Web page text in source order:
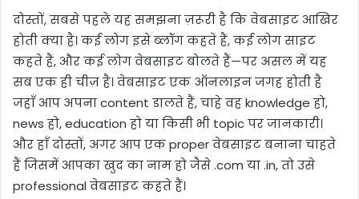
दोस्तों, सबसे पहले यह समझना ज़रूरी है कि वेबसाइट आखिर
होती क्या है। कई लोग इसे ब्लॉग कहते हैं, कई लोग साइट
कहते हैं, और कई लोग वेबसाइट बोलते हैं—पर असल में यह
सब एक ही चीज़ है। वेबसाइट एक ऑनलाइन जगह होती है
जहाँ आप अपना content डालते हैं, चाहे वह knowledge हो,
news हो, education हो या किसी भी topic पर जानकारी।
और हाँ दोस्तों, अगर आप एक proper वेबसाइट बनाना चाहते
हैं जिसमें आपका खुद का नाम हो जैसे .com या .in, तो उसे
professional वेबसाइट कहते हैं।